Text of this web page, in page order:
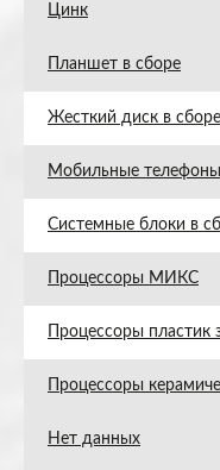
Цинк
Планшет в сборе
Жесткий диск в сборе
Мобильные
Системные блоки в
Процессоры МИКС
Процессоры пластик
Процессоры
Нет данных